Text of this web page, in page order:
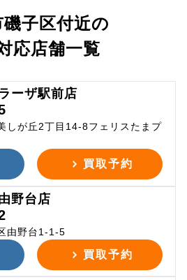
子区付近の
応店舗一覧
ーザ駅前店
しが丘2丁目14-8フェリスたまプ
買取予約
野台店
由野台1-1-5
買取予約